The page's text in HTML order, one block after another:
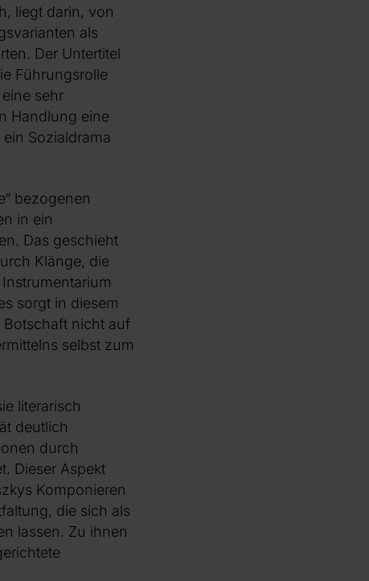
liegt darin, von
als
Der Untertitel
Führungsrolle
sehr
Handlung eine
Sozialdrama
bezogenen
in ein
Das geschieht
Klänge, die
sorgt in diesem
Botschaft nicht auf
selbst zum
literarisch
deutlich
durch
Dieser Aspekt
Komponieren
die sich als
lassen. Zu ihnen